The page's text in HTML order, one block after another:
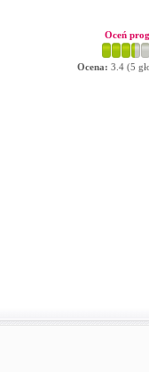
Oceń
Ocena: 3.4 (5